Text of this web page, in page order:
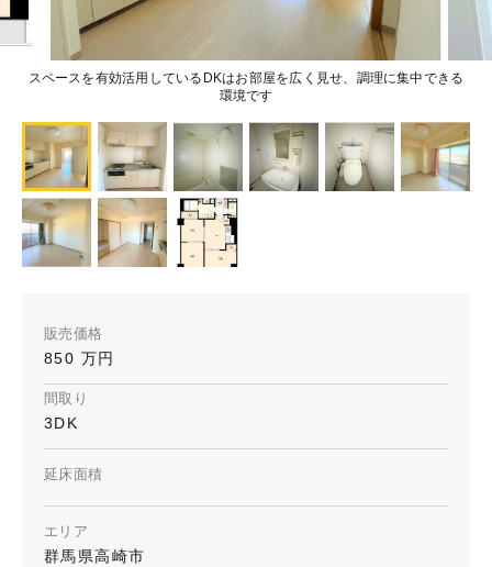
スペースを有効活用しているDKはお部屋を広く見せ、調理に集中できる
環境です
販売価格
850 万円
間取り
3DK
延床面積
エリア
群馬県高崎市